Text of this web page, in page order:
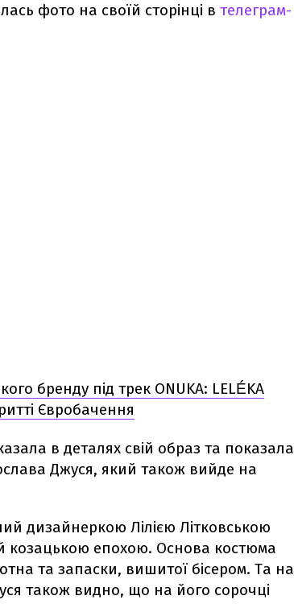
фото на своїй сторінці в телеграм-
бренду під трек ONUKA: LELÉKA
Євробачення
в деталях свій образ та показала
Джуся, який також вийде на
дизайнеркою Лілією Літковською
козацькою епохою. Основа костюма
та запаски, вишитої бісером. Та на
також видно, що на його сорочці